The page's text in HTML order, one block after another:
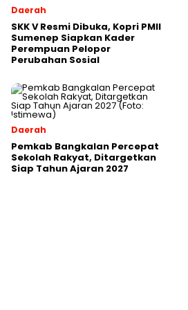
Daerah
SKK V Resmi Dibuka, Kopri PMII
Sumenep Siapkan Kader
Perempuan Pelopor
Perubahan Sosial
Daerah
Pemkab Bangkalan Percepat
Sekolah Rakyat, Ditargetkan
Siap Tahun Ajaran 2027